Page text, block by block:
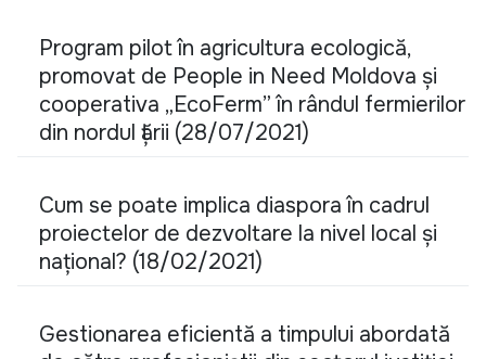
Program pilot în agricultura ecologică,
promovat de People in Need Moldova și
cooperativa „EcoFerm” în rândul fermierilor
din nordul țării (28/07/2021)
Cum se poate implica diaspora în cadrul
proiectelor de dezvoltare la nivel local și
național? (18/02/2021)
Gestionarea eficientă a timpului abordată